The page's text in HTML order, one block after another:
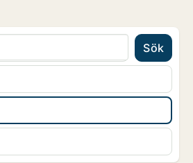
Sök